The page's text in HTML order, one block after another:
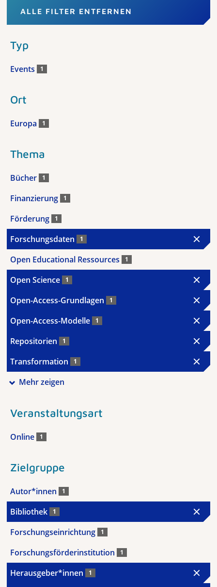
ALLE FILTER ENTFERNEN
Typ
Events 1
Ort
Europa 1
Thema
Bücher 1
Finanzierung 1
Förderung 1
Forschungsdaten 1
Open Educational Ressources 1
Open Science 1
Open-Access-Grundlagen 1
Open-Access-Modelle 1
Repositorien 1
Transformation 1
Mehr zeigen
Veranstaltungsart
Online 1
Zielgruppe
Autor*innen 1
Bibliothek 1
Forschungseinrichtung 1
Forschungsförderinstitution 1
Herausgeber*innen 1